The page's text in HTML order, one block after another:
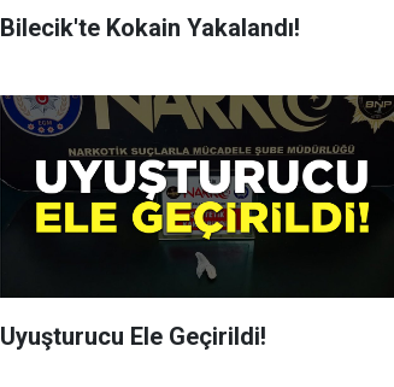
Bilecik'te Kokain Yakalandı!
Uyuşturucu Ele Geçirildi!